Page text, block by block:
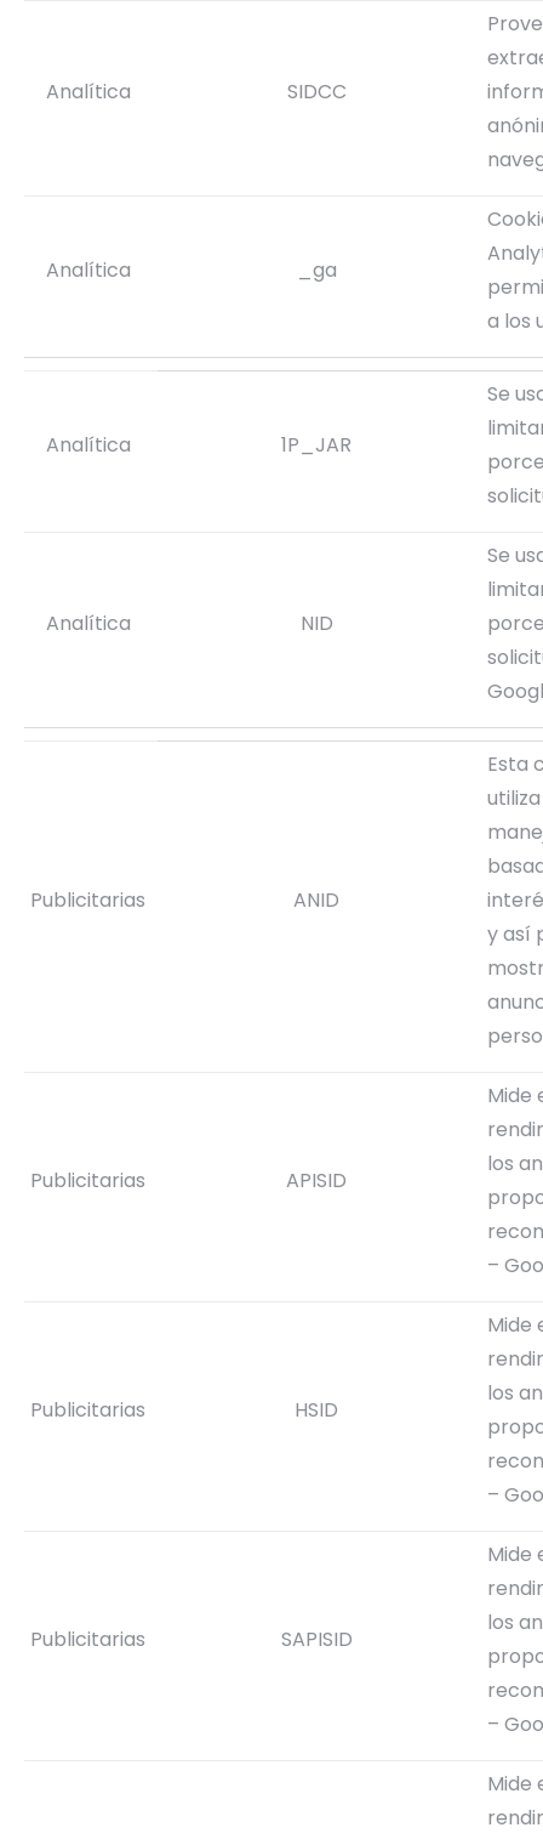
Analítica SIDCC
Analítica _ga
a los
Analítica 1P_JAR
Se
Analítica NID
Se
Publicitarias ANID
Esta
y así
Publicitarias APISID
Mide
los
–
Publicitarias HSID
Mide
los
–
Publicitarias SAPISID
Mide
los
–
Mide